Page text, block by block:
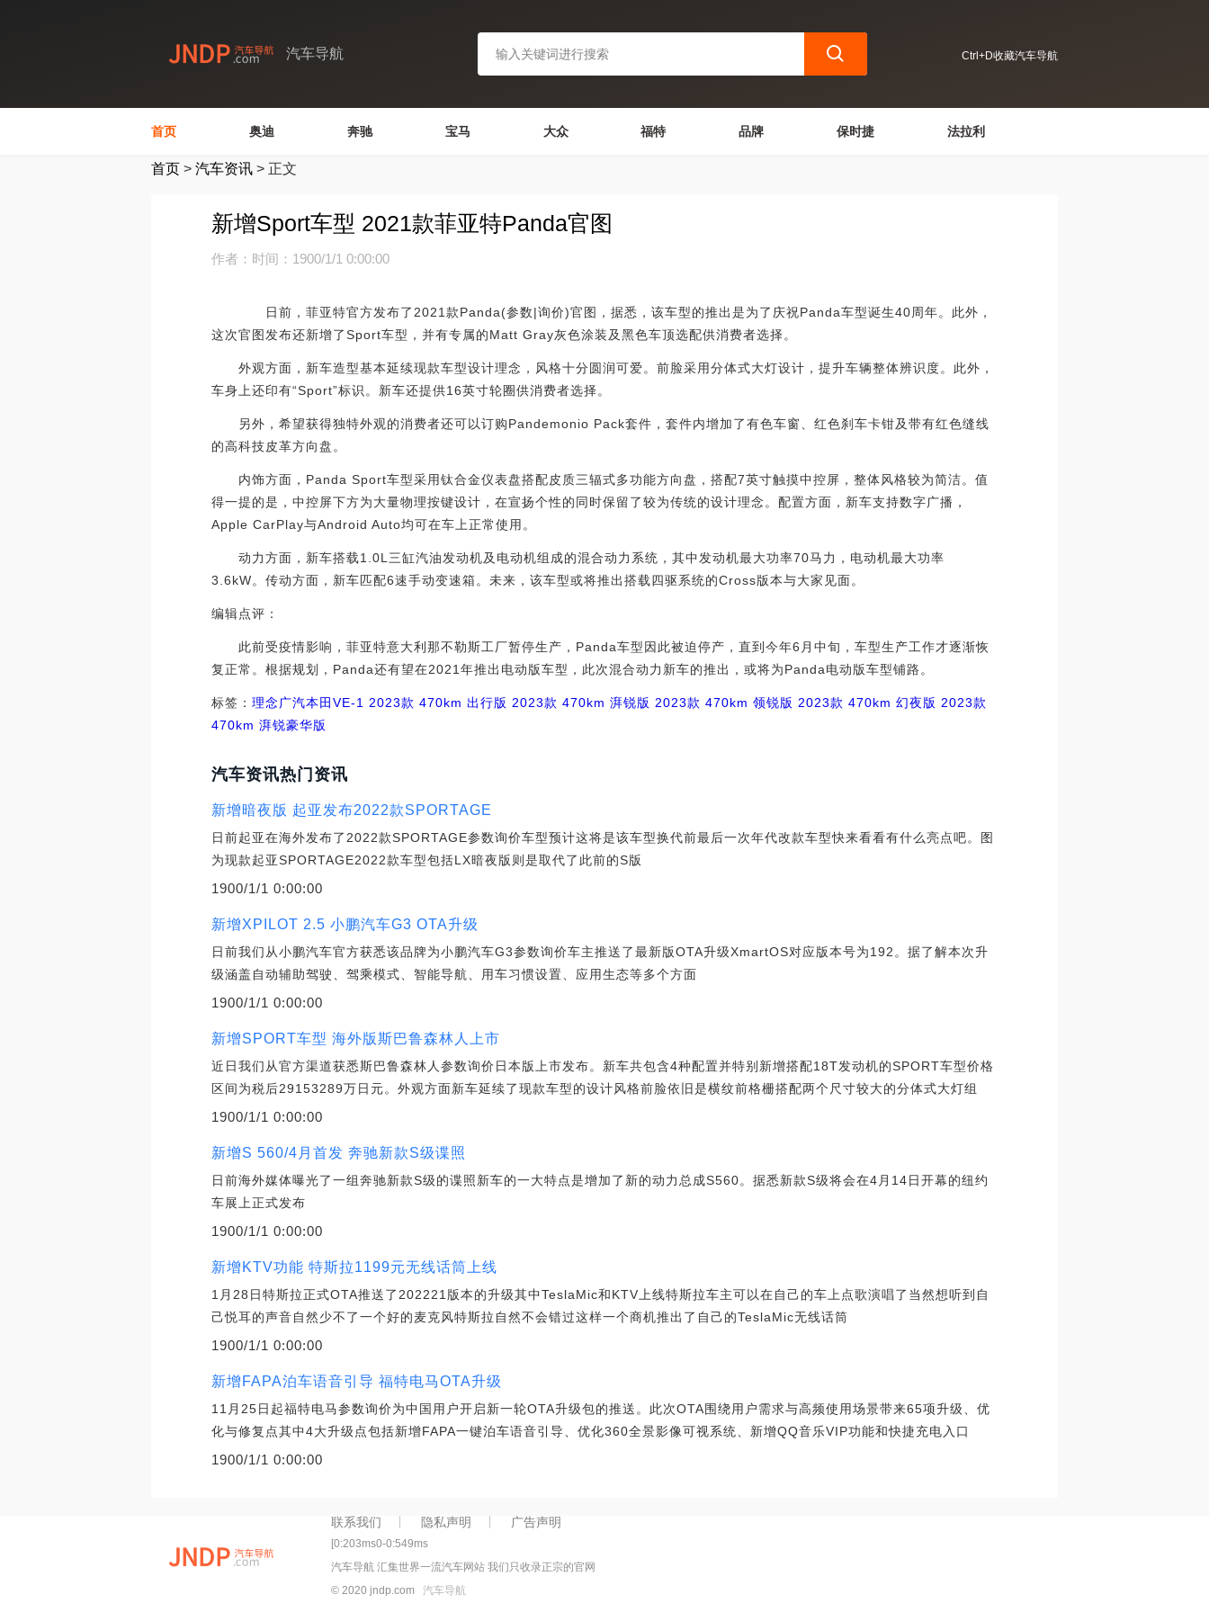
汽车导航 Ctrl+D收藏汽车导航
首页 奥迪 奔驰 宝马 大众 福特 品牌 保时捷 法拉利
首页 > 汽车资讯 > 正文
新增Sport车型 2021款菲亚特Panda官图
作者： 时间：1900/1/1 0:00:00
日前，菲亚特官方发布了2021款Panda(参数|询价)官图，据悉，该车型的推出是为了庆祝Panda车型诞生40周年。此外，
这次官图发布还新增了Sport车型，并有专属的Matt Gray灰色涂装及黑色车顶选配供消费者选择。
外观方面，新车造型基本延续现款车型设计理念，风格十分圆润可爱。前脸采用分体式大灯设计，提升车辆整体辨识度。此外，
车身上还印有“Sport”标识。新车还提供16英寸轮圈供消费者选择。
另外，希望获得独特外观的消费者还可以订购Pandemonio Pack套件，套件内增加了有色车窗、红色刹车卡钳及带有红色缝线
的高科技皮革方向盘。
内饰方面，Panda Sport车型采用钛合金仪表盘搭配皮质三辐式多功能方向盘，搭配7英寸触摸中控屏，整体风格较为简洁。值
得一提的是，中控屏下方为大量物理按键设计，在宣扬个性的同时保留了较为传统的设计理念。配置方面，新车支持数字广播，
Apple CarPlay与Android Auto均可在车上正常使用。
动力方面，新车搭载1.0L三缸汽油发动机及电动机组成的混合动力系统，其中发动机最大功率70马力，电动机最大功率
3.6kW。传动方面，新车匹配6速手动变速箱。未来，该车型或将推出搭载四驱系统的Cross版本与大家见面。
编辑点评：
此前受疫情影响，菲亚特意大利那不勒斯工厂暂停生产，Panda车型因此被迫停产，直到今年6月中旬，车型生产工作才逐渐恢
复正常。根据规划，Panda还有望在2021年推出电动版车型，此次混合动力新车的推出，或将为Panda电动版车型铺路。
标签：理念广汽本田VE-1 2023款 470km 出行版 2023款 470km 湃锐版 2023款 470km 领锐版 2023款 470km 幻夜版 2023款
470km 湃锐豪华版
汽车资讯热门资讯
新增暗夜版 起亚发布2022款SPORTAGE
日前起亚在海外发布了2022款SPORTAGE参数询价车型预计这将是该车型换代前最后一次年代改款车型快来看看有什么亮点吧。图
为现款起亚SPORTAGE2022款车型包括LX暗夜版则是取代了此前的S版
1900/1/1 0:00:00
新增XPILOT 2.5 小鹏汽车G3 OTA升级
日前我们从小鹏汽车官方获悉该品牌为小鹏汽车G3参数询价车主推送了最新版OTA升级XmartOS对应版本号为192。据了解本次升
级涵盖自动辅助驾驶、驾乘模式、智能导航、用车习惯设置、应用生态等多个方面
1900/1/1 0:00:00
新增SPORT车型 海外版斯巴鲁森林人上市
近日我们从官方渠道获悉斯巴鲁森林人参数询价日本版上市发布。新车共包含4种配置并特别新增搭配18T发动机的SPORT车型价格
区间为税后29153289万日元。外观方面新车延续了现款车型的设计风格前脸依旧是横纹前格栅搭配两个尺寸较大的分体式大灯组
1900/1/1 0:00:00
新增S 560/4月首发 奔驰新款S级谍照
日前海外媒体曝光了一组奔驰新款S级的谍照新车的一大特点是增加了新的动力总成S560。据悉新款S级将会在4月14日开幕的纽约
车展上正式发布
1900/1/1 0:00:00
新增KTV功能 特斯拉1199元无线话筒上线
1月28日特斯拉正式OTA推送了202221版本的升级其中TeslaMic和KTV上线特斯拉车主可以在自己的车上点歌演唱了当然想听到自
己悦耳的声音自然少不了一个好的麦克风特斯拉自然不会错过这样一个商机推出了自己的TeslaMic无线话筒
1900/1/1 0:00:00
新增FAPA泊车语音引导 福特电马OTA升级
11月25日起福特电马参数询价为中国用户开启新一轮OTA升级包的推送。此次OTA围绕用户需求与高频使用场景带来65项升级、优
化与修复点其中4大升级点包括新增FAPA一键泊车语音引导、优化360全景影像可视系统、新增QQ音乐VIP功能和快捷充电入口
1900/1/1 0:00:00
联系我们 隐私声明 广告声明
[0:203ms0-0:549ms
汽车导航 汇集世界一流汽车网站 我们只收录正宗的官网
© 2020 jndp.com汽车导航